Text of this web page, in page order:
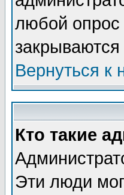
любой опрос
Вернуться к
Кто такие
Эти люди